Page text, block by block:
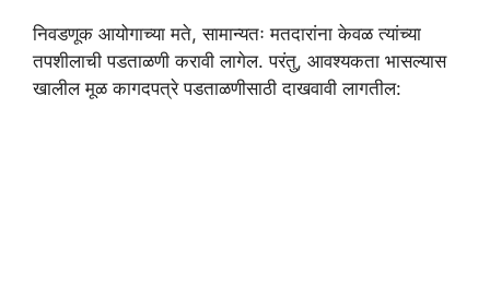
निवडणूक आयोगाच्या मते, सामान्यतः मतदारांना केवळ त्यांच्या
तपशीलाची पडताळणी करावी लागेल. परंतु, आवश्यकता भासल्यास
खालील मूळ कागदपत्रे पडताळणीसाठी दाखवावी लागतील: